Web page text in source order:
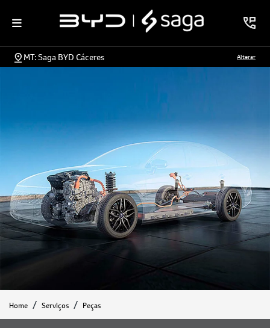
MT: Saga BYD Cáceres Alterar
Home Serviços Peças